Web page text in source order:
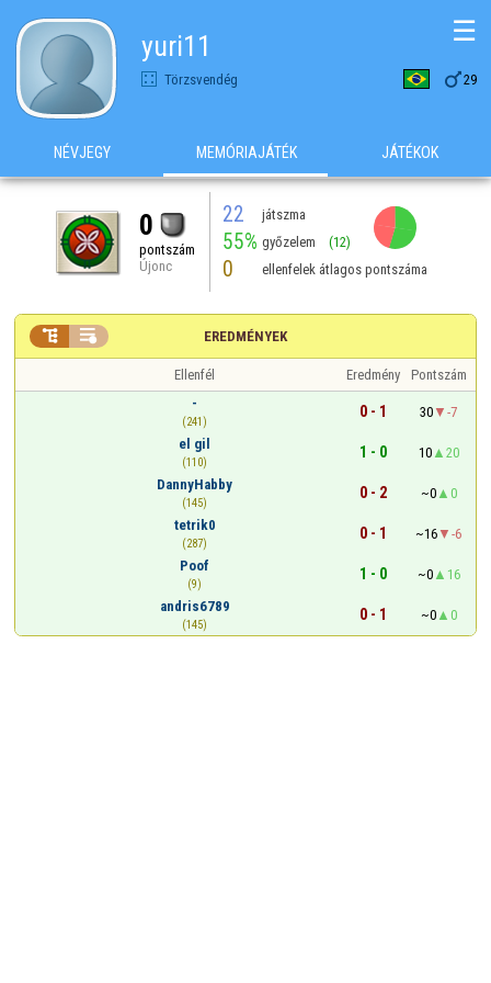
yuri11
Törzsvendég 29
☰
NÉVJEGY MEMÓRIAJÁTÉK JÁTÉKOK
0
pontszám
Újonc
22 játszma
55% győzelem (12)
0 ellenfelek átlagos pontszáma
EREDMÉNYEK
 
Ellenfél Eredmény
Pontszám
-
(241)
0 - 1 30
-7
el gil
(110)
1 - 0 10
20
DannyHabby
(145)
0 - 2 ~0
0
tetrik0
(287)
0 - 1 ~16
-6
Poof
(9)
1 - 0 ~0
16
andris6789
(145)
0 - 1 ~0 0